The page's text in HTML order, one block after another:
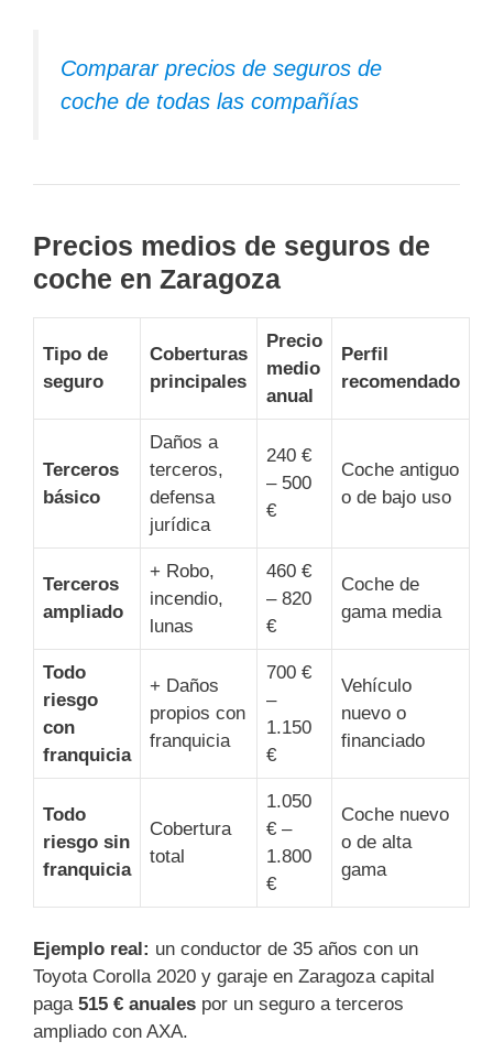
Comparar precios de seguros de
coche de todas las compañías
Precios medios de seguros de
coche en Zaragoza
Tipo de
seguro
Coberturas
principales
Precio
medio
anual
Perfil
recomendado
Terceros
básico
Daños a
terceros,
defensa
jurídica
240 €
– 500
€
Coche antiguo
o de bajo uso
Terceros
ampliado
+ Robo,
incendio,
lunas
460 €
– 820
€
Coche de
gama media
Todo
riesgo
con
franquicia
+ Daños
propios con
franquicia
700 €
–
1.150
€
Vehículo
nuevo o
financiado
Todo
riesgo sin
franquicia
Cobertura
total
1.050
€ –
1.800
€
Coche nuevo
o de alta
gama
Ejemplo real: un conductor de 35 años con un
Toyota Corolla 2020 y garaje en Zaragoza capital
paga 515 € anuales por un seguro a terceros
ampliado con AXA.